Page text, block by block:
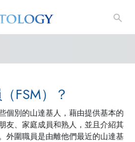
FSM）？
個別的山達基人，藉由提供基本的
友、家庭成員和熟人，並且介紹其
外圍職員是由離他們最近的山達基